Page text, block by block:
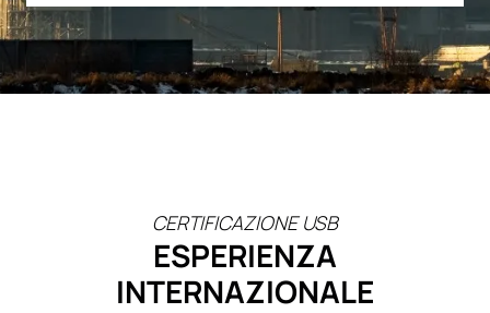
CERTIFICAZIONE USB
ESPERIENZA
INTERNAZIONALE